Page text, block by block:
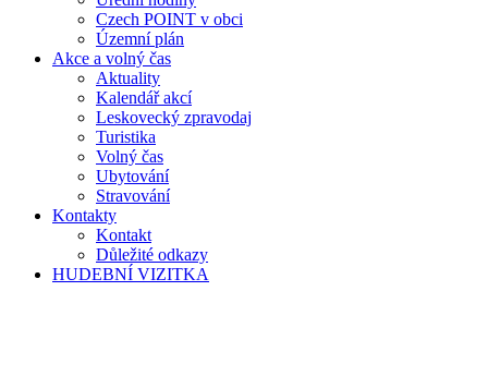
Czech POINT v obci
Územní plán
Akce a volný čas
Aktuality
Kalendář akcí
Leskovecký zpravodaj
Turistika
Volný čas
Ubytování
Stravování
Kontakty
Kontakt
Důležité odkazy
HUDEBNÍ VIZITKA